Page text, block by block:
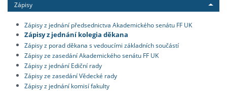
Zápisy
Zápisy z jednání předsednictva Akademického senátu FF UK
Zápisy z jednání kolegia děkana
Zápisy z porad děkana s vedoucími základních součástí
Zápisy ze zasedání Akademického senátu FF UK
Zápisy z jednání Ediční rady
Zápisy ze zasedání Vědecké rady
Zápisy z jednání komisí fakulty